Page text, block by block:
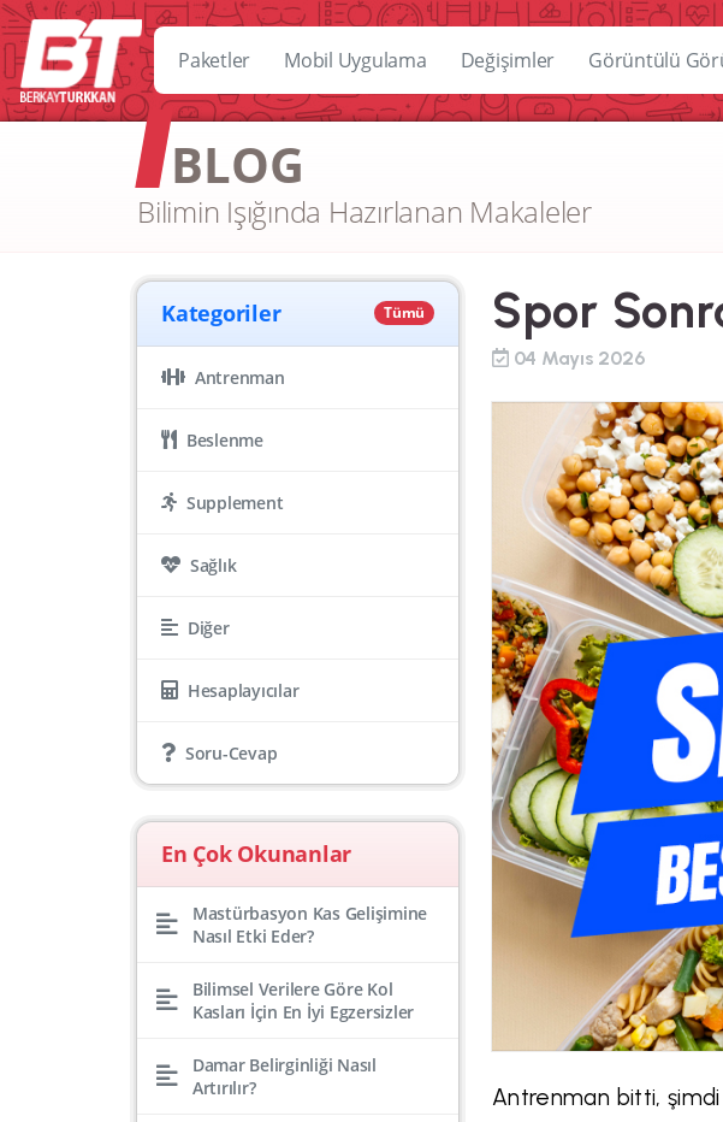
Paketler Mobil Uygulama Değişimler Görüntülü
BLOG
Bilimin Işığında Hazırlanan Makaleler
Kategoriler Tümü
Antrenman
Beslenme
Supplement
Sağlık
Diğer
Hesaplayıcılar
Soru-Cevap
En Çok Okunanlar
Mastürbasyon Kas Gelişimine
Nasıl Etki Eder?
Bilimsel Verilere Göre Kol
Kasları İçin En İyi Egzersizler
Damar Belirginliği Nasıl
Artırılır?
Spor
04 Mayıs 2026
Antrenman bitti,